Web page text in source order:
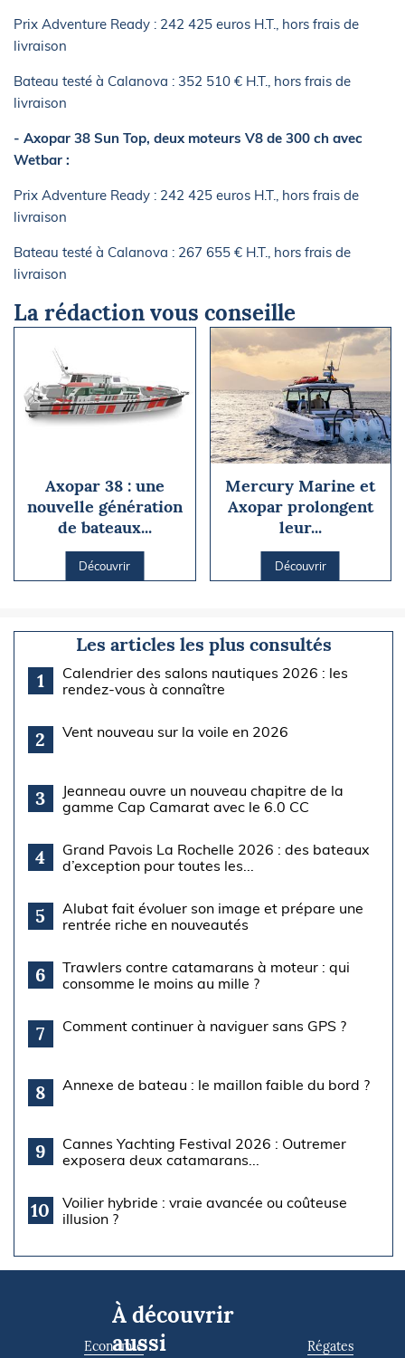
Prix ​​Adventure Ready : 242 425 euros H.T., hors frais de
livraison
Bateau testé à Calanova : 352 510 € H.T., hors frais de
livraison
- Axopar 38 Sun Top, deux moteurs V8 de 300 ch avec
Wetbar :
Prix ​​Adventure Ready : 242 425 euros H.T., hors frais de
livraison
Bateau testé à Calanova : 267 655 € H.T., hors frais de
livraison
La rédaction vous conseille
Axopar 38 : une
nouvelle génération
de bateaux...
Découvrir
Mercury Marine et
Axopar prolongent
leur...
Découvrir
Les articles les plus consultés
1
Calendrier des salons nautiques 2026 : les
rendez-vous à connaître
2 Vent nouveau sur la voile en 2026
3
Jeanneau ouvre un nouveau chapitre de la
gamme Cap Camarat avec le 6.0 CC
4
Grand Pavois La Rochelle 2026 : des bateaux
d’exception pour toutes les...
5
Alubat fait évoluer son image et prépare une
rentrée riche en nouveautés
6
Trawlers contre catamarans à moteur : qui
consomme le moins au mille ?
7 Comment continuer à naviguer sans GPS ?
8 Annexe de bateau : le maillon faible du bord ?
9
Cannes Yachting Festival 2026 : Outremer
exposera deux catamarans...
10
Voilier hybride : vraie avancée ou coûteuse
illusion ?
À découvrir
aussi
Economie Régates